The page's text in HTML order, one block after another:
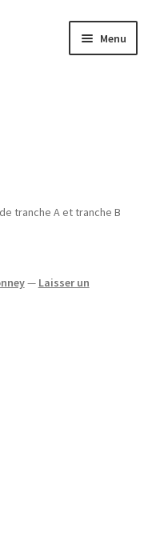
Menu
tranche A et tranche B
— Laisser un